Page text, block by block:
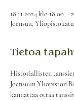
18.11.2024 klo 18.00 –
Joensuu,
Tietoa
Historiallisten
Joensuun Yliopiston
kannattaa ottaa